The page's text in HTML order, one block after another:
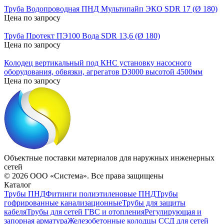
Труба Водопроводная ПНД Мультипайп ЭКО SDR 17 (Ø 180)
Цена по запросу
Труба Протект ПЭ100 Вода SDR 13,6 (Ø 180)
Цена по запросу
Колодец вертикальный под КНС установку насосного
оборудования, обвязки, агрегатов D3000 высотой 4500мм
Цена по запросу
Объектные поставки материалов для наружных инженерных
сетей
© 2026 ООО «Система». Все права защищены
Каталог
Трубы ПНДФитинги полиэтиленовые ПНДТрубы
гофрированные канализационныеТрубы для защиты
кабеляТрубы для сетей ГВС и отопленияРегулирующая и
запорная арматураЖелезобетонные колодцы ССД для сетей